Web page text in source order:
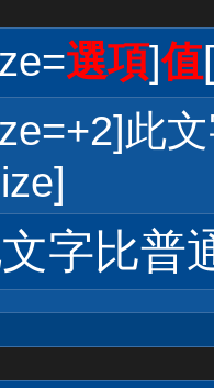
選項]值
此
字比普